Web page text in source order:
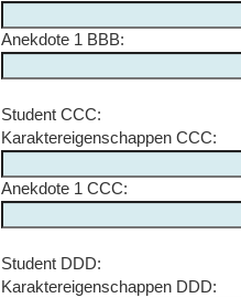
Anekdote 1 BBB:
Student CCC:
Karaktereigenschappen CCC:
Anekdote 1 CCC:
Student DDD:
Karaktereigenschappen DDD: